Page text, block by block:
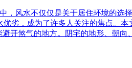
，风水不仅仅是关于居住环境的
劣，成为了许多人关注的焦点。
开煞气的地方。阴宅的地形、朝向